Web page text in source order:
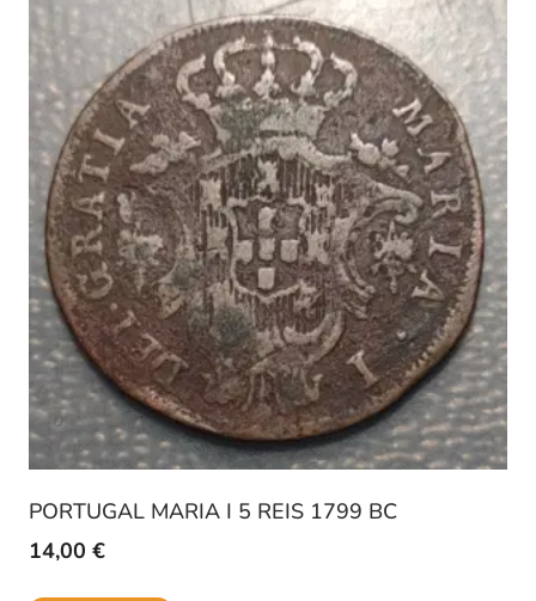
PORTUGAL MARIA I 5 REIS 1799 BC
14,00 €